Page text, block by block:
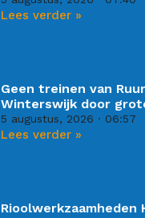
Lees verder »
Geen treinen van
Winterswijk door
5 augustus, 2026 06:57
Lees verder »
Rioolwerkzaamheden